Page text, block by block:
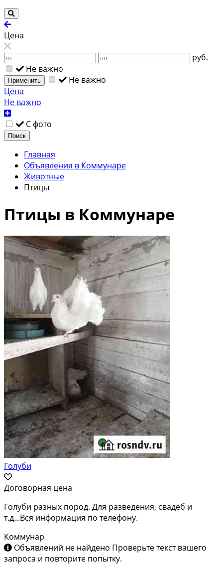
Цена
руб.
Не важно
Применить
Не важно
Цена
Не важно
С фото
Поиск
Главная
Объявления в Коммунаре
Животные
Птицы
Птицы в Коммунаре
Голуби
Договорная цена
Голуби разных пород. Для разведения, свадеб и
т.д...Вся информация по телефону.
Коммунар
Объявлений не найдено Проверьте текст вашего
запроса и повторите попытку.